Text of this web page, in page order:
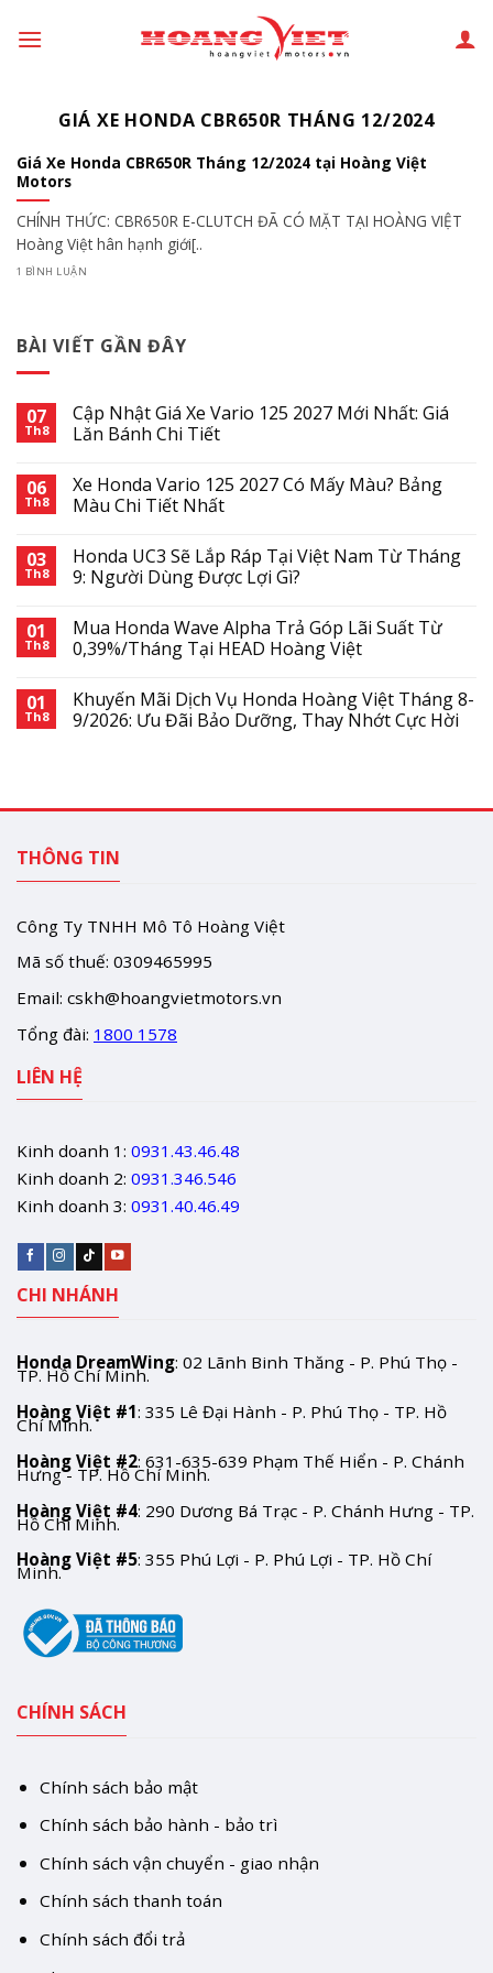
đến
GIÁ XE HONDA CBR650R THÁNG 12/2024
Giá Xe Honda CBR650R Tháng 12/2024 tại Hoàng Việt
Motors
CHÍNH THỨC: CBR650R E-CLUTCH ĐÃ CÓ MẶT TẠI HOÀNG VIỆT
Hoàng Việt hân hạnh giới[..
1 BÌNH LUẬN
BÀI VIẾT GẦN ĐÂY
07
Th8
Cập Nhật Giá Xe Vario 125 2027 Mới Nhất: Giá
Lăn Bánh Chi Tiết
06
Th8
Xe Honda Vario 125 2027 Có Mấy Màu? Bảng
Màu Chi Tiết Nhất
03
Th8
Honda UC3 Sẽ Lắp Ráp Tại Việt Nam Từ Tháng
9: Người Dùng Được Lợi Gì?
01
Th8
Mua Honda Wave Alpha Trả Góp Lãi Suất Từ
0,39%/Tháng Tại HEAD Hoàng Việt
01
Th8
Khuyến Mãi Dịch Vụ Honda Hoàng Việt Tháng 8-
9/2026: Ưu Đãi Bảo Dưỡng, Thay Nhớt Cực Hời
THÔNG TIN
Công Ty TNHH Mô Tô Hoàng Việt
Mã số thuế: 0309465995
Email: cskh@hoangvietmotors.vn
Tổng đài: 1800 1578
LIÊN HỆ
Kinh doanh 1: 0931.43.46.48
Kinh doanh 2: 0931.346.546
Kinh doanh 3: 0931.40.46.49
CHI NHÁNH
Honda DreamWing: 02 Lãnh Binh Thăng - P. Phú Thọ -
TP. Hồ Chí Minh.
Hoàng Việt #1: 335 Lê Đại Hành - P. Phú Thọ - TP. Hồ
Chí Minh.
Hoàng Việt #2: 631-635-639 Phạm Thế Hiển - P. Chánh
Hưng - TP. Hồ Chí Minh.
Hoàng Việt #4: 290 Dương Bá Trạc - P. Chánh Hưng - TP.
Hồ Chí Minh.
Hoàng Việt #5: 355 Phú Lợi - P. Phú Lợi - TP. Hồ Chí
Minh.
CHÍNH SÁCH
Chính sách bảo mật
Chính sách bảo hành - bảo trì
Chính sách vận chuyển - giao nhận
Chính sách thanh toán
Chính sách đổi trả